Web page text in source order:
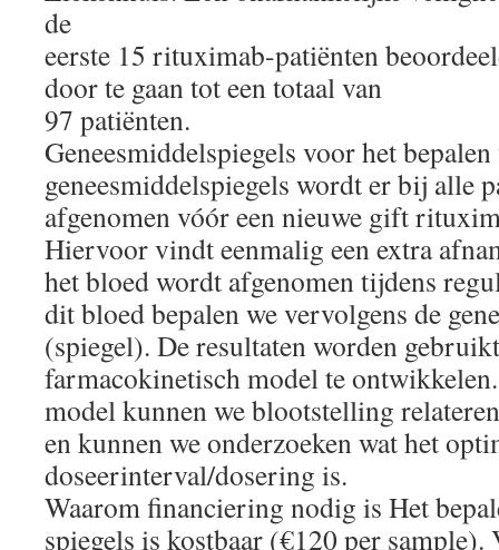
de
eerste 15 rituximab-patiënten
door te gaan tot een totaal van
97 patiënten.
Geneesmiddelspiegels voor het bepalen
geneesmiddelspiegels wordt er bij alle
afgenomen vóór een nieuwe gift
Hiervoor vindt eenmalig een extra
het bloed wordt afgenomen tijdens
dit bloed bepalen we vervolgens de
(spiegel). De resultaten worden
farmacokinetisch model te
model kunnen we blootstelling
en kunnen we onderzoeken wat het
doseerinterval/dosering is.
Waarom financiering nodig is Het
spiegels is kostbaar (€120 per